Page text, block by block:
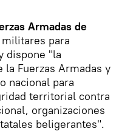
Armadas de
para
dispone "la
Fuerzas Armadas y
nacional para
territorial contra
organizaciones
beligerantes".